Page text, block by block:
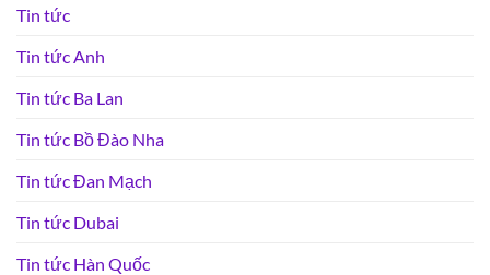
Tin tức
Tin tức Anh
Tin tức Ba Lan
Tin tức Bồ Đào Nha
Tin tức Đan Mạch
Tin tức Dubai
Tin tức Hàn Quốc